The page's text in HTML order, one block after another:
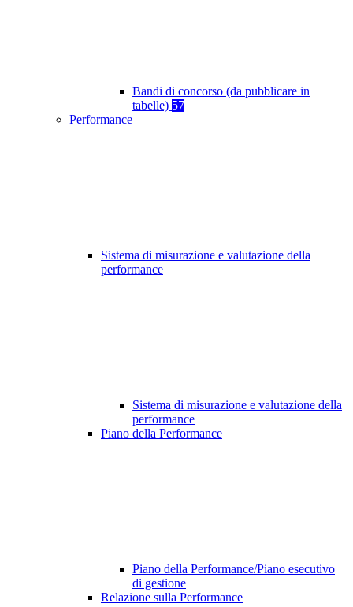
Bandi di concorso (da pubblicare in
tabelle) 57
Performance
Sistema di misurazione e valutazione della
performance
Sistema di misurazione e valutazione della
performance
Piano della Performance
Piano della Performance/Piano esecutivo
di gestione
Relazione sulla Performance